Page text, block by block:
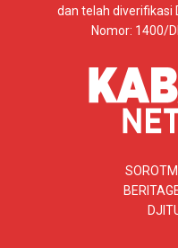
dan telah diverifikasi
Nomor: 1400/